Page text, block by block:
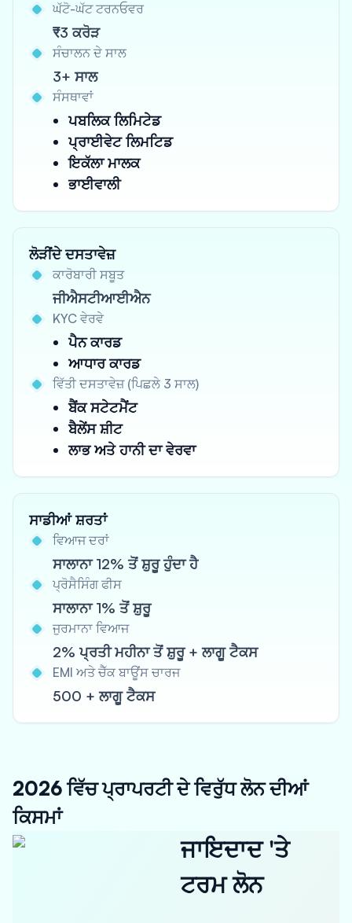
ਘੱਟੋ-ਘੱਟ ਟਰਨਓਵਰ
₹3 ਕਰੋੜ
ਸੰਚਾਲਨ ਦੇ ਸਾਲ
3+ ਸਾਲ
ਸੰਸਥਾਵਾਂ
ਪਬਲਿਕ ਲਿਮਿਟੇਡ
ਪ੍ਰਾਈਵੇਟ ਲਿਮਟਿਡ
ਇਕੱਲਾ ਮਾਲਕ
ਭਾਈਵਾਲੀ
ਲੋੜੀਂਦੇ ਦਸਤਾਵੇਜ਼
ਕਾਰੋਬਾਰੀ ਸਬੂਤ
ਜੀਐਸਟੀਆਈਐਨ
KYC ਵੇਰਵੇ
ਪੈਨ ਕਾਰਡ
ਆਧਾਰ ਕਾਰਡ
ਵਿੱਤੀ ਦਸਤਾਵੇਜ਼ (ਪਿਛਲੇ 3 ਸਾਲ)
ਬੈਂਕ ਸਟੇਟਮੈਂਟ
ਬੈਲੇਂਸ ਸ਼ੀਟ
ਲਾਭ ਅਤੇ ਹਾਨੀ ਦਾ ਵੇਰਵਾ
ਸਾਡੀਆਂ ਸ਼ਰਤਾਂ
ਵਿਆਜ ਦਰਾਂ
ਸਾਲਾਨਾ 12% ਤੋਂ ਸ਼ੁਰੂ ਹੁੰਦਾ ਹੈ
ਪ੍ਰੋਸੈਸਿੰਗ ਫੀਸ
ਸਾਲਾਨਾ 1% ਤੋਂ ਸ਼ੁਰੂ
ਜੁਰਮਾਨਾ ਵਿਆਜ
2% ਪ੍ਰਤੀ ਮਹੀਨਾ ਤੋਂ ਸ਼ੁਰੂ + ਲਾਗੂ ਟੈਕਸ
EMI ਅਤੇ ਚੈੱਕ ਬਾਊਂਸ ਚਾਰਜ
500 + ਲਾਗੂ ਟੈਕਸ
2026 ਵਿੱਚ ਪ੍ਰਾਪਰਟੀ ਦੇ ਵਿਰੁੱਧ ਲੋਨ ਦੀਆਂ
ਕਿਸਮਾਂ
ਜਾਇਦਾਦ 'ਤੇ
ਟਰਮ ਲੋਨ